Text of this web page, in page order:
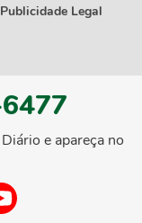
Publicidade Legal
e apareça no